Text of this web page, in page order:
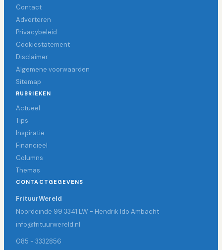
Contact
Adverteren
Privacybeleid
Cookiestatement
Disclaimer
Algemene voorwaarden
Sitemap
RUBRIEKEN
Actueel
Tips
Inspiratie
Financieel
Columns
Themas
CONTACTGEGEVENS
FrituurWereld
Noordeinde 99 3341 LW - Hendrik Ido Ambacht
info@frituurwereld.nl
085 - 3332856